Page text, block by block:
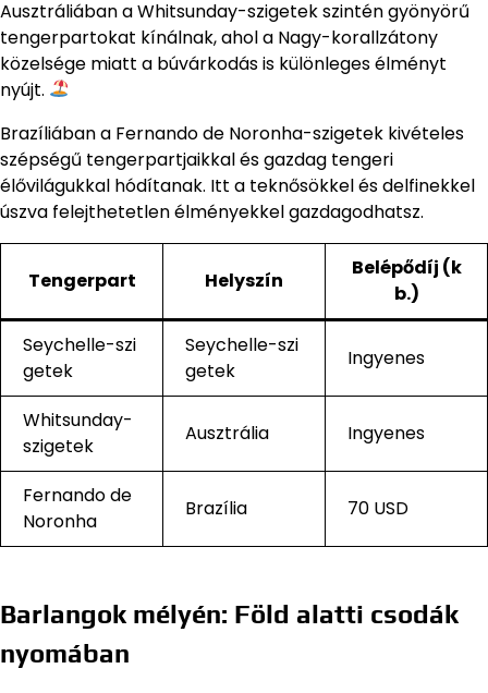
Ausztráliában a Whitsunday-szigetek szintén gyönyörű
tengerpartokat kínálnak, ahol a Nagy-korallzátony
közelsége miatt a búvárkodás is különleges élményt
nyújt.
Brazíliában a Fernando de Noronha-szigetek kivételes
szépségű tengerpartjaikkal és gazdag tengeri
élővilágukkal hódítanak. Itt a teknősökkel és delfinekkel
úszva felejthetetlen élményekkel gazdagodhatsz.
Tengerpart Helyszín
Belépődíj (k
b.)
Seychelle-szi
getek
Seychelle-szi
getek
Ingyenes
Whitsunday-
szigetek
Ausztrália Ingyenes
Fernando de
Noronha
Brazília 70 USD
Barlangok mélyén: Föld alatti csodák
nyomában